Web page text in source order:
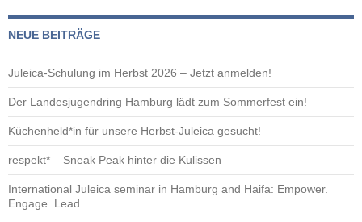
NEUE BEITRÄGE
Juleica-Schulung im Herbst 2026 – Jetzt anmelden!
Der Landesjugendring Hamburg lädt zum Sommerfest ein!
Küchenheld*in für unsere Herbst-Juleica gesucht!
respekt* – Sneak Peak hinter die Kulissen
International Juleica seminar in Hamburg and Haifa: Empower.
Engage. Lead.